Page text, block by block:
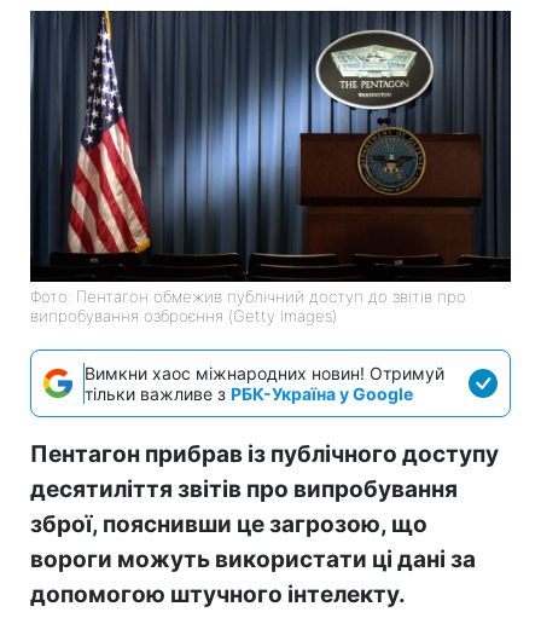
Фото: Пентагон обмежив публічний доступ до звітів про
випробування озброєння (Getty Images)
Вимкни хаос міжнародних новин! Отримуй
тільки важливе з РБК-Україна у Google
Пентагон прибрав із публічного доступу
десятиліття звітів про випробування
зброї, пояснивши це загрозою, що
вороги можуть використати ці дані за
допомогою штучного інтелекту.